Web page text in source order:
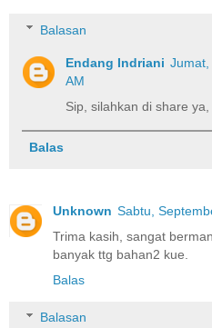
Balasan
Endang Indriani
AM
Sip, silahkan di share
Balas
Unknown Sabtu,
Trima kasih, sangat
banyak ttg bahan2 kue.
Balas
Balasan